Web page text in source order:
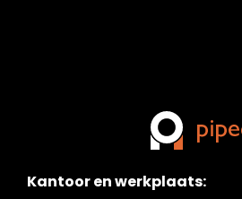
Kantoor en werkplaats: